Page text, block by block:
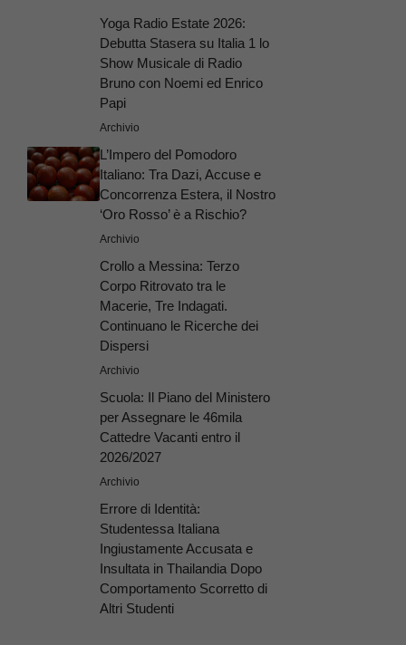
Yoga Radio Estate 2026:
Debutta Stasera su Italia 1 lo
Show Musicale di Radio
Bruno con Noemi ed Enrico
Papi
Archivio
L’Impero del Pomodoro
Italiano: Tra Dazi, Accuse e
Concorrenza Estera, il Nostro
‘Oro Rosso’ è a Rischio?
Archivio
Crollo a Messina: Terzo
Corpo Ritrovato tra le
Macerie, Tre Indagati.
Continuano le Ricerche dei
Dispersi
Archivio
Scuola: Il Piano del Ministero
per Assegnare le 46mila
Cattedre Vacanti entro il
2026/2027
Archivio
Errore di Identità:
Studentessa Italiana
Ingiustamente Accusata e
Insultata in Thailandia Dopo
Comportamento Scorretto di
Altri Studenti